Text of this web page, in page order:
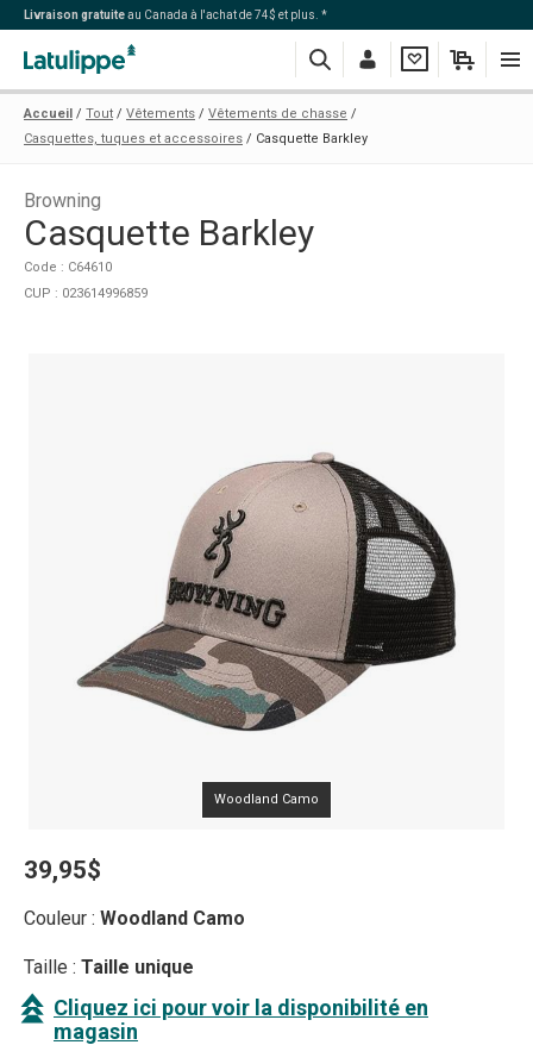
Livraison gratuiteau Canada à l'achat de 74$ et plus. *
Recherche
Me
connecter
Ma Mon
Accueil Tout Vêtements
Vêtements de chasse
Casquettes, tuques et accessoires
Casquette Barkley
Woodland Camo
Browning
Casquette Barkley
Code : C64610
CUP : 023614996859
39,95$
Couleur : Woodland Camo
Taille : Taille unique
Cliquez ici pour voir la disponibilité en
magasin